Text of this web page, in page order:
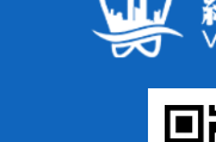
牙列不齊